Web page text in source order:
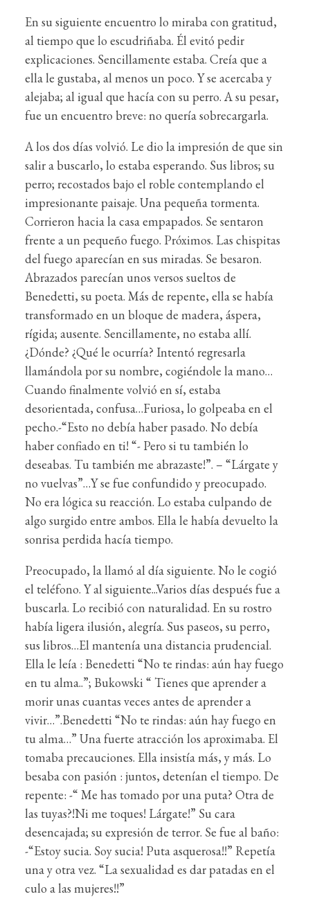
En su siguiente encuentro lo miraba con gratitud,
al tiempo que lo escudriñaba. Él evitó pedir
explicaciones. Sencillamente estaba. Creía que a
ella le gustaba, al menos un poco. Y se acercaba y
alejaba; al igual que hacía con su perro. A su pesar,
fue un encuentro breve: no quería sobrecargarla.
A los dos días volvió. Le dio la impresión de que sin
salir a buscarlo, lo estaba esperando. Sus libros; su
perro; recostados bajo el roble contemplando el
impresionante paisaje. Una pequeña tormenta.
Corrieron hacia la casa empapados. Se sentaron
frente a un pequeño fuego. Próximos. Las chispitas
del fuego aparecían en sus miradas. Se besaron.
Abrazados parecían unos versos sueltos de
Benedetti, su poeta. Más de repente, ella se había
transformado en un bloque de madera, áspera,
rígida; ausente. Sencillamente, no estaba allí.
¿Dónde? ¿Qué le ocurría? Intentó regresarla
llamándola por su nombre, cogiéndole la mano…
Cuando finalmente volvió en sí, estaba
desorientada, confusa…Furiosa, lo golpeaba en el
pecho.-“Esto no debía haber pasado. No debía
haber confiado en ti! “- Pero si tu también lo
deseabas. Tu también me abrazaste!”. – “Lárgate y
no vuelvas”…Y se fue confundido y preocupado.
No era lógica su reacción. Lo estaba culpando de
algo surgido entre ambos. Ella le había devuelto la
sonrisa perdida hacía tiempo.
Preocupado, la llamó al día siguiente. No le cogió
el teléfono. Y al siguiente...Varios días después fue a
buscarla. Lo recibió con naturalidad. En su rostro
había ligera ilusión, alegría. Sus paseos, su perro,
sus libros…El mantenía una distancia prudencial.
Ella le leía : Benedetti “No te rindas: aún hay fuego
en tu alma..”; Bukowski “ Tienes que aprender a
morir unas cuantas veces antes de aprender a
vivir…”.Benedetti “No te rindas: aún hay fuego en
tu alma…” Una fuerte atracción los aproximaba. El
tomaba precauciones. Ella insistía más, y más. Lo
besaba con pasión : juntos, detenían el tiempo. De
repente: -“ Me has tomado por una puta? Otra de
las tuyas?!Ni me toques! Lárgate!” Su cara
desencajada; su expresión de terror. Se fue al baño:
-“Estoy sucia. Soy sucia! Puta asquerosa!!” Repetía
una y otra vez. “La sexualidad es dar patadas en el
culo a las mujeres!!”